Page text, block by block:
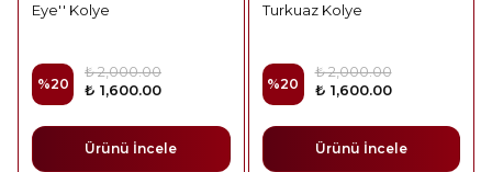
Eye'' Kolye
%20
₺ 2,000.00
₺ 1,600.00
Ürünü İncele
Turkuaz Kolye
%20
₺ 2,000.00
₺ 1,600.00
Ürünü İncele